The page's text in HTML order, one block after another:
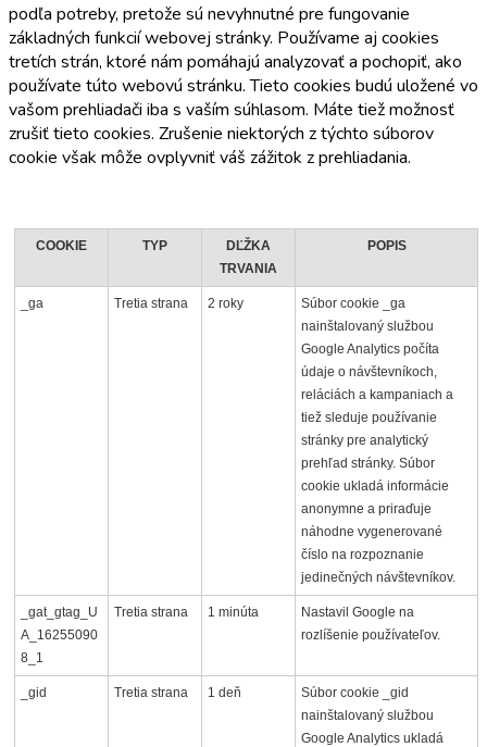
podľa potreby, pretože sú nevyhnutné pre fungovanie
základných funkcií webovej stránky. Používame aj cookies
tretích strán, ktoré nám pomáhajú analyzovať a pochopiť, ako
používate túto webovú stránku. Tieto cookies budú uložené vo
vašom prehliadači iba s vaším súhlasom. Máte tiež možnosť
zrušiť tieto cookies. Zrušenie niektorých z týchto súborov
cookie však môže ovplyvniť váš zážitok z prehliadania.
COOKIE TYP
DĽŽKA
TRVANIA
POPIS
_ga Tretia strana 2 roky
Súbor cookie _ga
nainštalovaný službou
Google Analytics počíta
údaje o návštevníkoch,
reláciách a kampaniach a
tiež sleduje používanie
stránky pre analytický
prehľad stránky. Súbor
cookie ukladá informácie
anonymne a priraďuje
náhodne vygenerované
číslo na rozpoznanie
jedinečných návštevníkov.
_gat_gtag_U
A_16255090
8_1
Tretia strana 1 minúta
Nastavil Google na
rozlíšenie používateľov.
_gid Tretia strana 1 deň
Súbor cookie _gid
nainštalovaný službou
Google Analytics ukladá